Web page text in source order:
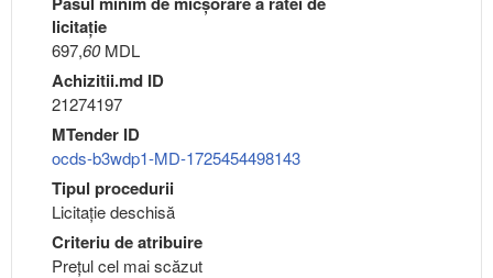
licitaţie
697,60MDL
Achizitii.md ID
21274197
MTender ID
ocds-b3wdp1-MD-1725454498143
Tipul procedurii
Licitație deschisă
Criteriu de atribuire
Preţul cel mai scăzut